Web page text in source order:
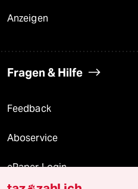
Anzeigen
Fragen & Hilfe
Feedback
Aboservice
ePaper Login